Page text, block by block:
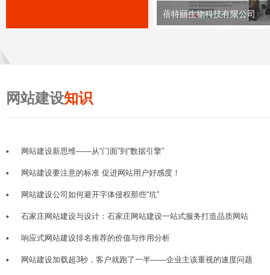
蓓特丽生物科技有限公司
网站建设知识
网站建设新思维——从“门面”到“数据引擎”
网站建设要注意的标准 促进网站用户好感度！
网站建设公司如何避开字体侵权那些“坑”
石家庄网站建设与设计：石家庄网站建设一站式服务打造品质网站
响应式网站建设排名推荐的价值与作用分析
网站建设加载超3秒，客户就跑了一半——企业主该重视的速度问题